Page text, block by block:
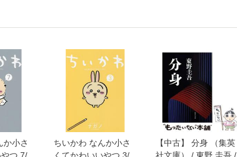
か小さ
やつ 7/
ちいかわ なんか小さ
くてかわいいやつ 3/
【中古】 分身 （集英
社文庫） / 東野 圭吾 /